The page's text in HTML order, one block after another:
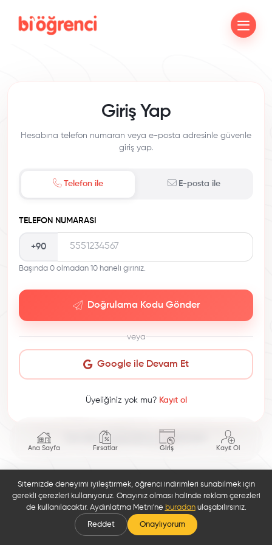
Ana Sayfa Fırsatlar Giriş Kayıt Ol
Giriş Yap
Hesabına telefon numaran veya e-posta adresinle güvenle
giriş yap.
Telefon ile E-posta ile
TELEFON NUMARASI
+90
Başında 0 olmadan 10 haneli giriniz.
Doğrulama Kodu Gönder
veya
Google ile Devam Et
Üyeliğiniz yok mu? Kayıt ol
This site is protected by reCAPTCHA.
Sitemizde deneyimi iyileştirmek, öğrenci indirimleri sunabilmek için
gerekli çerezleri kullanıyoruz. Onayınız olması halinde reklam çerezleri
de kullanılacaktır. Aydınlatma Metni'ne buradanulaşabilirsiniz.
Reddet Onaylıyorum